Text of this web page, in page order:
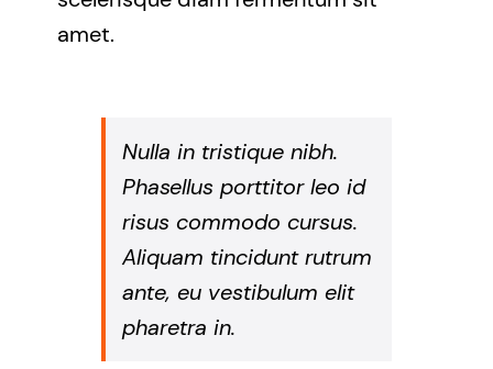
amet.
Nulla in tristique nibh.
Phasellus porttitor leo id
risus commodo cursus.
Aliquam tincidunt rutrum
ante, eu vestibulum elit
pharetra in.